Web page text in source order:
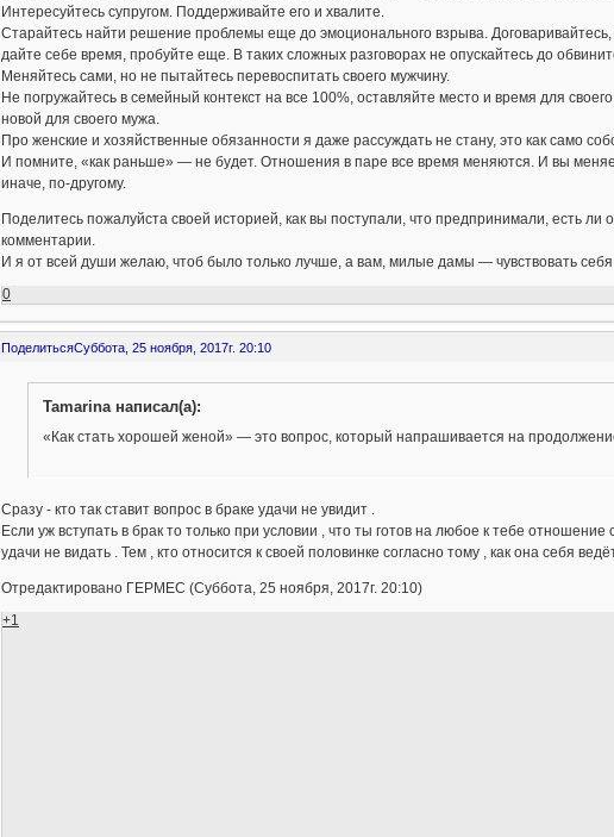
Интересуйтесь супругом. Поддерживайте его и хвалите.
Старайтесь найти решение проблемы еще до эмоционального взрыва.
дайте себе время, пробуйте еще. В таких сложных разговорах не опускайтесь до
Меняйтесь сами, но не пытайтесь перевоспитать своего мужчину.
Не погружайтесь в семейный контекст на все 100%, оставляйте место и время для
новой для своего мужа.
Про женские и хозяйственные обязанности я даже рассуждать не стану, это как само
И помните, «как раньше» — не будет. Отношения в паре все время меняются. И вы
иначе, по-другому.
Поделитесь пожалуйста своей историей, как вы поступали, что предпринимали, есть
комментарии.
И я от всей души желаю, чтоб было только лучше, а вам, милые дамы — чувствовать
0
ПоделитьсяСуббота, 25 ноября, 2017г. 20:10
Tamarina написал(а):
«Как стать хорошей женой» — это вопрос, который напрашивается на
Сразу - кто так ставит вопрос в браке удачи не увидит .
Если уж вступать в брак то только при условии , что ты готов на любое к тебе
удачи не видать . Тем , кто относится к своей половинке согласно тому , как она себя
Отредактировано ГЕРМЕС (Суббота, 25 ноября, 2017г. 20:10)
+1